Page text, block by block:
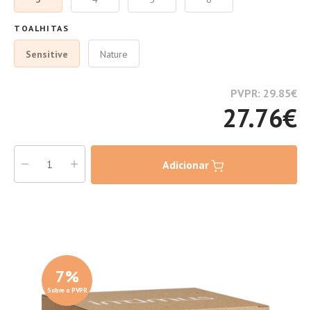
TOALHITAS
Sensitive Nature
PVPR: 29.85€
27.76€
Adicionar
7%
Sobre o PVPR